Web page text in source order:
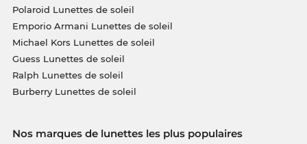
Polaroid Lunettes de soleil
Emporio Armani Lunettes de soleil
Michael Kors Lunettes de soleil
Guess Lunettes de soleil
Ralph Lunettes de soleil
Burberry Lunettes de soleil
Nos marques de lunettes les plus populaires